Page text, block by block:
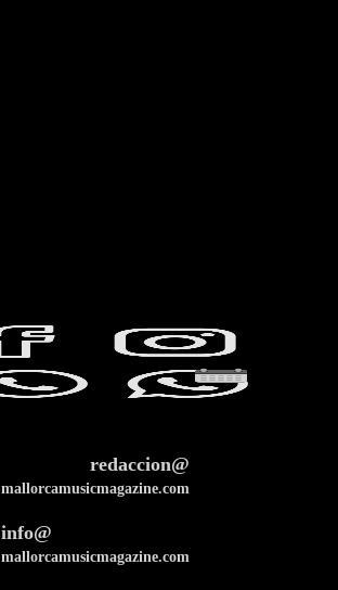
redaccion@
mallorcamusicmagazine.com
info@
mallorcamusicmagazine.com